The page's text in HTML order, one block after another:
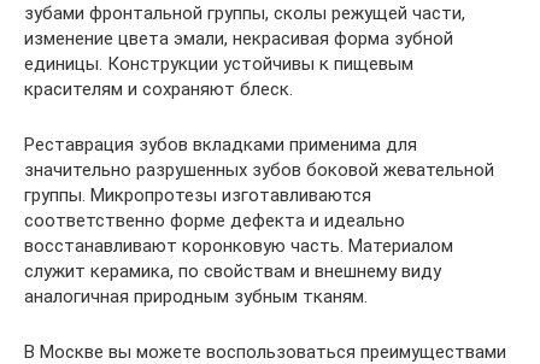
зубами фронтальной группы, сколы режущей части,
изменение цвета эмали, некрасивая форма зубной
единицы. Конструкции устойчивы к пищевым
красителям и сохраняют блеск.
Реставрация зубов вкладками применима для
значительно разрушенных зубов боковой жевательной
группы. Микропротезы изготавливаются
соответственно форме дефекта и идеально
восстанавливают коронковую часть. Материалом
служит керамика, по свойствам и внешнему виду
аналогичная природным зубным тканям.
В Москве вы можете воспользоваться преимуществами